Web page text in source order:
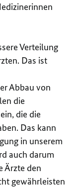
Verteilung
Das ist
Abbau von
die
die die
Das kann
in unserem
auch darum
Ärzte den
gewährleisten